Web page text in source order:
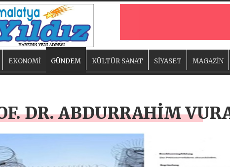
EKONOMİ GÜNDEM KÜLTÜR SANAT SİYASET MAGAZİN
DR. ABDURRAHİM